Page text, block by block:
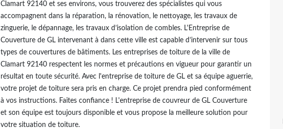
Clamart 92140 et ses environs, vous trouverez des spécialistes qui vous
accompagnent dans la réparation, la rénovation, le nettoyage, les travaux de
zinguerie, le dépannage, les travaux d’isolation de combles. L'Entreprise de
Couverture de GL intervenant à dans cette ville est capable d’intervenir sur tous
types de couvertures de bâtiments. Les entreprises de toiture de la ville de
Clamart 92140 respectent les normes et précautions en vigueur pour garantir un
résultat en toute sécurité. Avec l'entreprise de toiture de GL et sa équipe aguerrie,
votre projet de toiture sera pris en charge. Ce projet prendra pied conformément
à vos instructions. Faites confiance ! L'entreprise de couvreur de GL Couverture
et son équipe est toujours disponible et vous propose la meilleure solution pour
votre situation de toiture.